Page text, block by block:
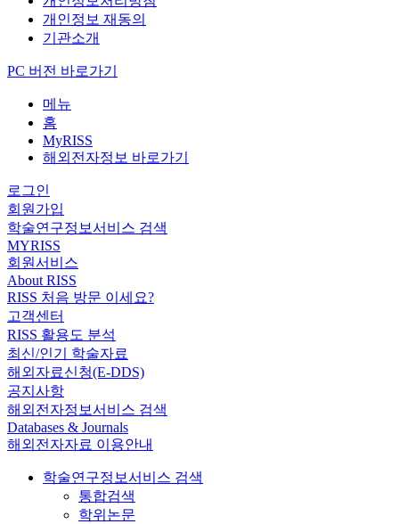
개인정보 재동의
기관소개
PC 버전 바로가기
메뉴
홈
MyRISS
해외전자정보 바로가기
로그인
회원가입
학술연구정보서비스 검색
MYRISS
회원서비스
About RISS
RISS 처음 방문 이세요?
고객센터
RISS 활용도 분석
최신/인기 학술자료
해외자료신청(E-DDS)
공지사항
해외전자정보서비스 검색
Databases & Journals
해외전자자료 이용안내
학술연구정보서비스 검색
통합검색
학위논문